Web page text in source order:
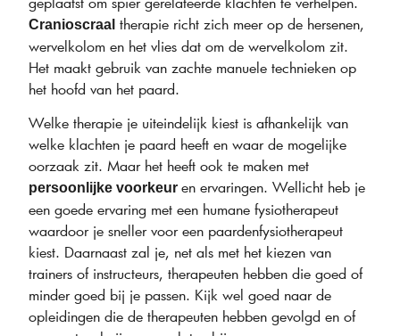
Cranioscraal therapie richt zich meer op de hersenen,
wervelkolom en het vlies dat om de wervelkolom zit.
Het maakt gebruik van zachte manuele technieken op
het hoofd van het paard.
Welke therapie je uiteindelijk kiest is afhankelijk van
welke klachten je paard heeft en waar de mogelijke
oorzaak zit. Maar het heeft ook te maken met
persoonlijke voorkeur en ervaringen. Wellicht heb je
een goede ervaring met een humane fysiotherapeut
waardoor je sneller voor een paardenfysiotherapeut
kiest. Daarnaast zal je, net als met het kiezen van
trainers of instructeurs, therapeuten hebben die goed of
minder goed bij je passen. Kijk wel goed naar de
opleidingen die de therapeuten hebben gevolgd en of